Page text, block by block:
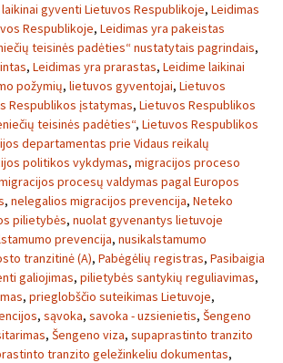
gyventi Lietuvos Respublikoje, Leidimas
Respublikoje, Leidimas yra pakeistas
teisinės padėties“ nustatytais pagrindais,
, Leidimas yra prarastas, Leidime laikinai
požymių, lietuvos gyventojai, Lietuvos
Respublikos įstatymas, Lietuvos Respublikos
teisinės padėties“, Lietuvos Respublikos
departamentas prie Vidaus reikalų
politikos vykdymas, migracijos proceso
procesų valdymas pagal Europos
, nelegalios migracijos prevencija, Neteko
pilietybės, nuolat gyvenantys lietuvoje
prevencija, nusikalstamumo
tranzitinė (A), Pabėgėlių registras, Pasibaigia
galiojimas, pilietybės santykių reguliavimas,
, prieglobščio suteikimas Lietuvoje,
, sąvoka, savoka - uzsienietis, Šengeno
, Šengeno viza, supaprastinto tranzito
tranzito geležinkeliu dokumentas,